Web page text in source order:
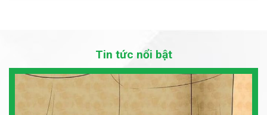
Tin tức nổi bật